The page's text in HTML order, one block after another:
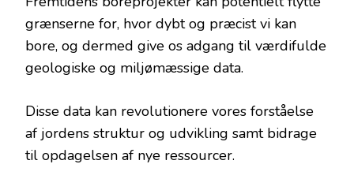
grænserne for, hvor dybt og præcist vi kan
bore, og dermed give os adgang til værdifulde
geologiske og miljømæssige data.
Disse data kan revolutionere vores forståelse
af jordens struktur og udvikling samt bidrage
til opdagelsen af nye ressourcer.